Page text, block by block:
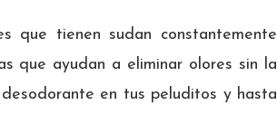
que tienen sudan constantemente
que ayudan a eliminar olores sin la
en tus peluditos y hasta